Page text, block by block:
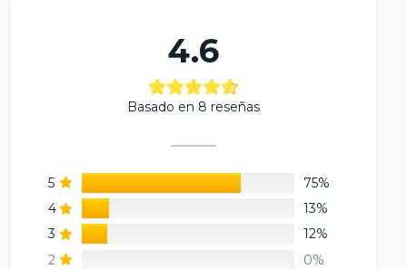
4.6
Basado en 8 reseñas
5
75%
4
13%
3
12%
2
0%